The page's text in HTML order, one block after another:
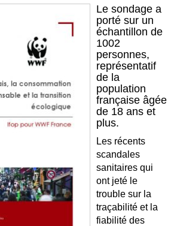
Le sondage a
porté sur un
échantillon de
1002
personnes,
représentatif
de la
population
française âgée
de 18 ans et
plus.
Les récents
scandales
sanitaires qui
ont jeté le
trouble sur la
traçabilité et la
fiabilité des